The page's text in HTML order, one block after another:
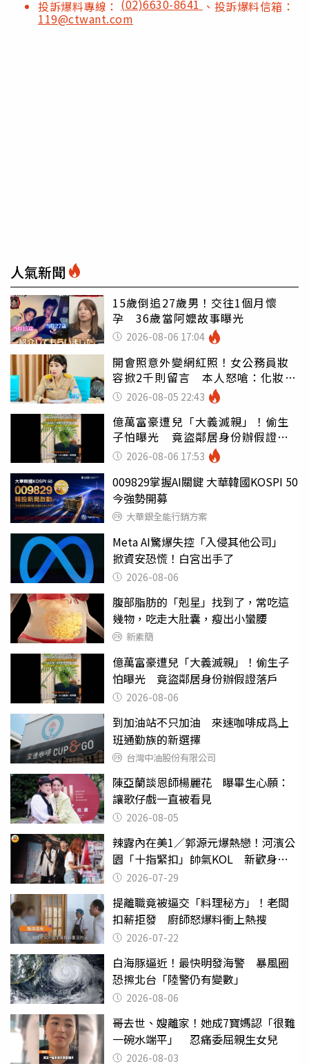
投訴爆料專線： (02)6630-8641 、投訴爆料信箱：
119@ctwant.com
人氣新聞
15歲倒追27歲男！交往1個月懷
孕 36歲當阿嬤故事曝光
2026-08-06 17:04
開會照意外變網紅照！女公務員妝
容掀2千則留言 本人怒嗆：化妝有
錯嗎2026-08-05 22:43
億萬富豪遭兒「大義滅親」！偷生
子怕曝光 竟盜鄰居身份辦假證落
戶 2026-08-06 17:53
009829掌握AI關鍵 大華韓國KOSPI 50
今強勢開募
大華銀全能行銷方案
Meta AI驚爆失控「入侵其他公司」
掀資安恐慌！白宮出手了
2026-08-06
腹部脂肪的「剋星」找到了，常吃這
幾物，吃走大肚囊，瘦出小蠻腰
新素簡
億萬富豪遭兒「大義滅親」！偷生子
怕曝光 竟盜鄰居身份辦假證落戶
2026-08-06
到加油站不只加油 來速咖啡成爲上
班通勤族的新選擇
台灣中油股份有限公司
陳亞蘭談恩師楊麗花 曝畢生心願：
讓歌仔戲一直被看見
2026-08-05
辣露內在美1／郭源元爆熱戀！河濱公
園「十指緊扣」帥氣KOL 新歡身份
曝光2026-07-29
提離職竟被逼交「料理秘方」！老闆
扣薪拒發 廚師怒爆料衝上熱搜
2026-07-22
白海豚逼近！最快明發海警 暴風圈
恐擦北台「陸警仍有變數」
2026-08-06
哥去世、嫂離家！她成7寶媽認「很難
一碗水端平」 忍痛委屈親生女兒
2026-08-03